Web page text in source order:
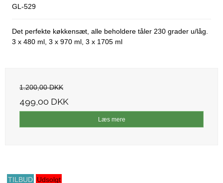
GL-529
Det perfekte køkkensæt, alle beholdere tåler 230 grader u/låg.
3 x 480 ml, 3 x 970 ml, 3 x 1705 ml
1.200,00 DKK
499,00 DKK
Læs mere
TILBUD Udsolgt